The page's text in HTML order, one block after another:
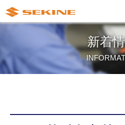
新着